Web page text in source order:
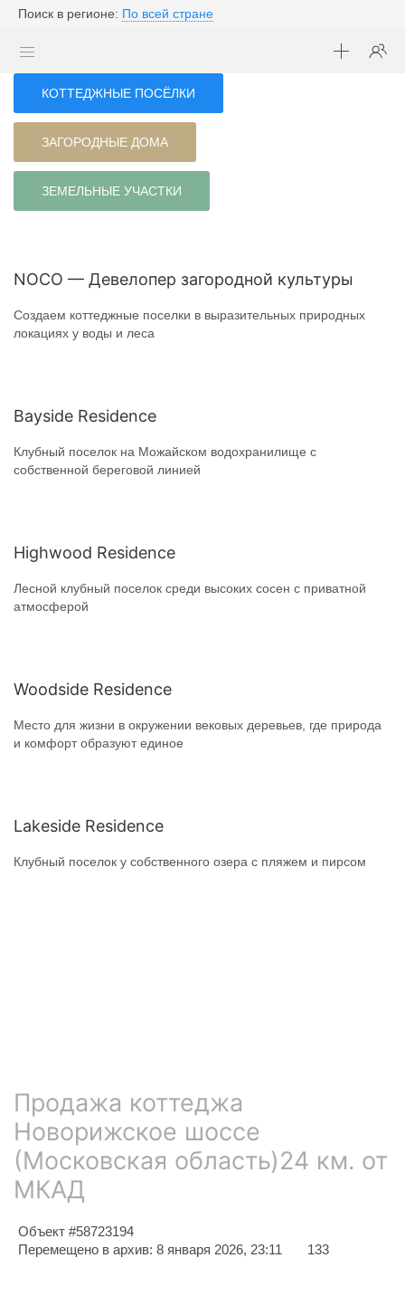
Поиск в регионе: По всей стране
КОТТЕДЖНЫЕ ПОСЁЛКИ
ЗАГОРОДНЫЕ ДОМА
ЗЕМЕЛЬНЫЕ УЧАСТКИ
NOCO — Девелопер загородной культуры
Создаем коттеджные поселки в выразительных природных
локациях у воды и леса
Bayside Residence
Клубный поселок на Можайском водохранилище с
собственной береговой линией
Highwood Residence
Лесной клубный поселок среди высоких сосен с приватной
атмосферой
Woodside Residence
Место для жизни в окружении вековых деревьев, где природа
и комфорт образуют единое
Lakeside Residence
Клубный поселок у собственного озера с пляжем и пирсом
Продажа коттеджа
Новорижское шоссе
(Московская область)24 км. от
МКАД
Объект #58723194
Перемещено в архив: 8 января 2026, 23:11
133